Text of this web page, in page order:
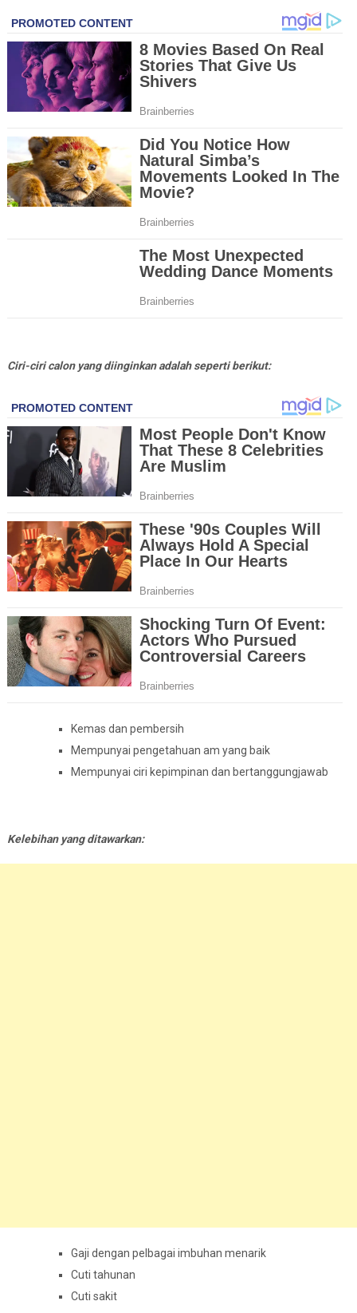
Ciri-ciri calon yang diinginkan adalah seperti berikut:
Kemas dan pembersih
Mempunyai pengetahuan am yang baik
Mempunyai ciri kepimpinan dan bertanggungjawab
Kelebihan yang ditawarkan:
Gaji dengan pelbagai imbuhan menarik
Cuti tahunan
Cuti sakit